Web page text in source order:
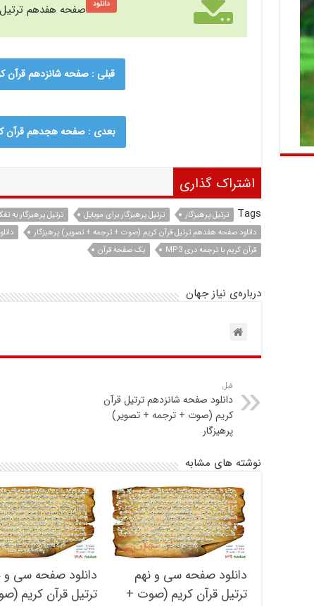
دانلود صفحه هفدهم ترتیل
قبلی : صفحه شانزدهم قرآن
بعدی : صفحه هجدهم قرآن
اشتراک گذاری
Tags ترتیل پرهیزگار ترتیل پرهیزگار برای موبایل ترتیل پرهیزگار به
دانلود صفحه هفدهم ترتیل قرآن کریم (صوت + ترجمه + تصویر) پرهیزگار
قرآن کریم با ترجمه دری MP3
یک صفحه قرآن
درباره‌ی نیاز جهان
قبل
دانلود صفحه شانزدهم ترتیل قرآن
کریم (صوت + ترجمه + تصویر)
پرهیزگار
نوشته های مشابه
دانلود صفحه سی و نهم
ترتیل قرآن کریم (صوت +
دانلود صفحه سی
ترتیل قرآن کریم